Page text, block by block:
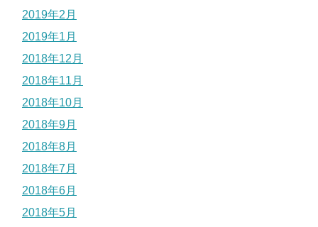
2019年2月
2019年1月
2018年12月
2018年11月
2018年10月
2018年9月
2018年8月
2018年7月
2018年6月
2018年5月